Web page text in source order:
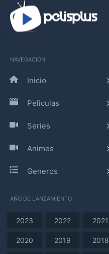
NAVEGACION
Inicio
Peliculas
Series
Animes
Generos
AÑO DE LANZAMIENTO
2023 2022 2021
2020 2019 2018